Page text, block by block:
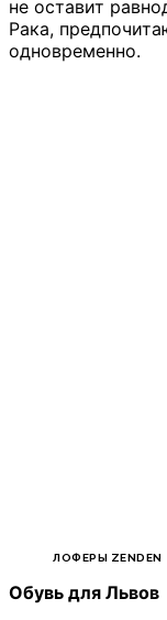
не оставит
Рака,
одновременно.
ЛОФЕРЫ ZENDEN
Обувь для Львов